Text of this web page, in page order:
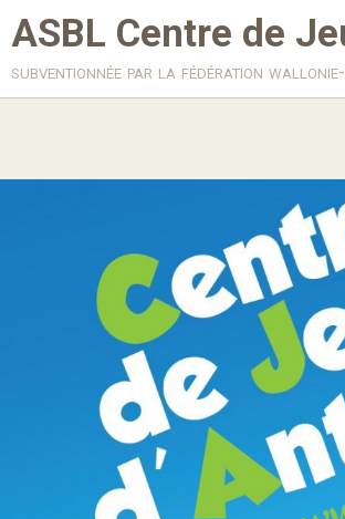
ASBL Centre de
subventionnée par la fédération